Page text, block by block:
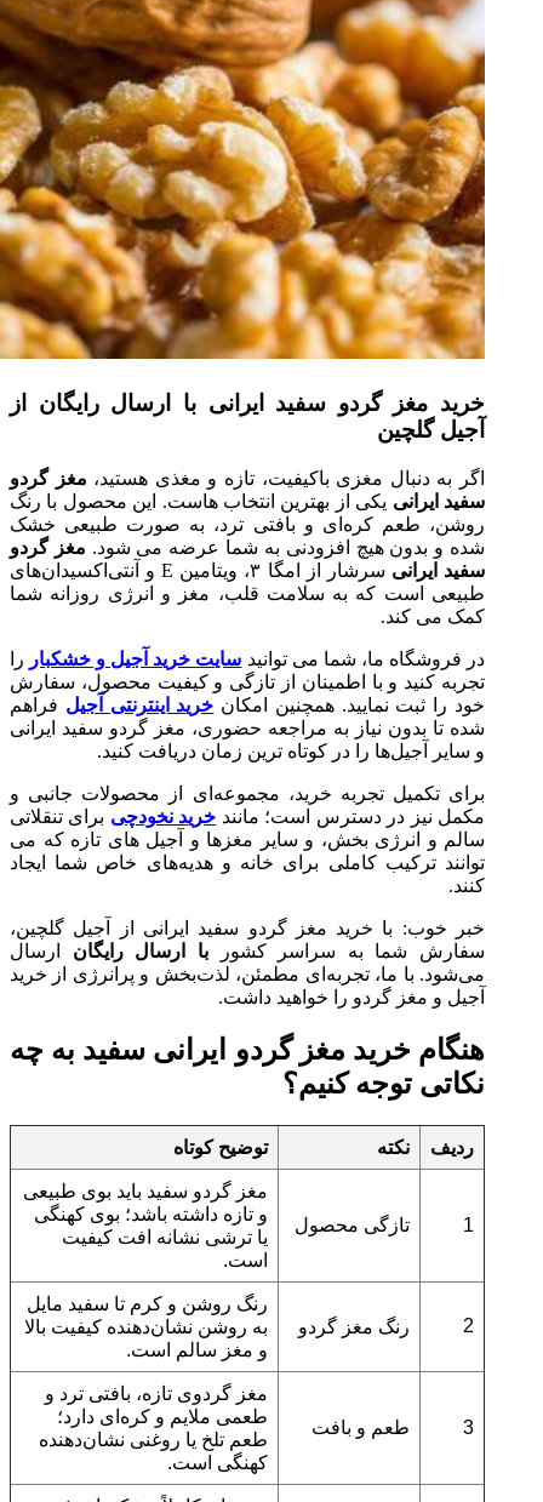
خرید مغز گردو سفید ایرانی با ارسال رایگان از
آجیل گلچین
اگر به دنبال مغزی باکیفیت، تازه و مغذی هستید، مغز گردو
سفید ایرانی یکی از بهترین انتخاب‌ هاست. این محصول با رنگ
روشن، طعم کره‌ای و بافتی ترد، به‌ صورت طبیعی خشک
شده و بدون هیچ افزودنی به شما عرضه می‌ شود. مغز گردو
سفید ایرانی
سرشار از امگا ۳، ویتامین E و آنتی‌اکسیدان‌های
طبیعی است که به سلامت قلب، مغز و انرژی روزانه شما
کمک می‌ کند.
در فروشگاه ما، شما می‌ توانید سایت خرید آجیل و خشکبار را
تجربه کنید و با اطمینان از تازگی و کیفیت محصول، سفارش
خود را ثبت نمایید. همچنین امکان خرید اینترنتی آجیل فراهم
شده تا بدون نیاز به مراجعه حضوری، مغز گردو سفید ایرانی
و سایر آجیل‌ها را در کوتاه‌ ترین زمان دریافت کنید.
برای تکمیل تجربه خرید، مجموعه‌ای از محصولات جانبی و
مکمل نیز در دسترس است؛ مانند خرید نخودچی برای تنقلاتی
سالم و انرژی‌ بخش، و سایر مغزها و آجیل‌ های تازه که می‌
توانند ترکیب کاملی برای خانه و هدیه‌های خاص شما ایجاد
کنند.
خبر خوب: با خرید مغز گردو سفید ایرانی از آجیل گلچین،
سفارش شما به سراسر کشوربا ارسال رایگان ارسال
می‌شود. با ما، تجربه‌ای مطمئن، لذت‌بخش و پرانرژی از خرید
آجیل و مغز گردو را خواهید داشت.
هنگام خرید مغز گردو ایرانی سفید به چه
نکاتی توجه کنیم؟
ردیف نکته توضیح کوتاه
1 تازگی محصول
مغز گردو سفید باید بوی طبیعی
و تازه داشته باشد؛ بوی کهنگی
یا ترشی نشانه افت کیفیت
است.
2 رنگ مغز گردو
رنگ روشن و کرم تا سفید مایل
به روشن نشان‌دهنده کیفیت بالا
و مغز سالم است.
3 طعم و بافت
مغز گردوی تازه، بافتی ترد و
طعمی ملایم و کره‌ای دارد؛
طعم تلخ یا روغنی نشان‌دهنده
کهنگی است.